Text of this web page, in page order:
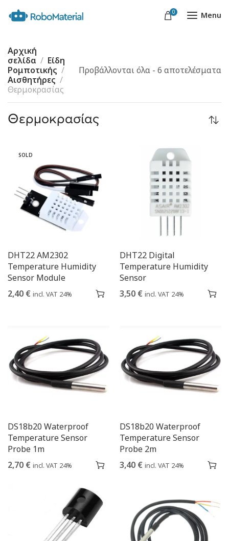
0 Menu
Αρχική
σελίδα
Είδη
Ρομποτικής
Αισθητήρες
Θερμοκρασίας
Προβάλλονται όλα - 6 αποτελέσματα
Θερμοκρασίας
SOLD
DHT22 AM2302
Temperature Humidity
Sensor Module
2,40 € incl. VAT 24%
DHT22 Digital
Temperature Humidity
Sensor
3,50 € incl. VAT 24%
DS18b20 Waterproof
Temperature Sensor
Probe 1m
2,70 € incl. VAT 24%
DS18b20 Waterproof
Temperature Sensor
Probe 2m
3,40 € incl. VAT 24%